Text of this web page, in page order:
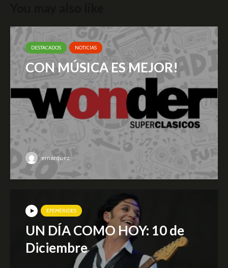
DESTACADOS NOTICIAS
CON MÚSICA ES MEJOR!
emarquez
EFEMÉRIDES
UN DÍA COMO HOY: 10 de
Diciembre